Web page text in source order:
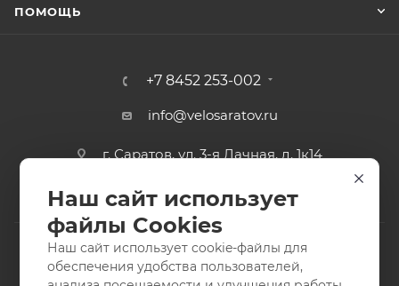
ПОМОЩЬ
+7 8452 253-002
info@velosaratov.ru
г. Саратов, ул. 3-я Дачная, д. 1к14
Наш сайт использует
файлы Cookies
Наш сайт использует cookie-файлы для
обеспечения удобства пользователей,